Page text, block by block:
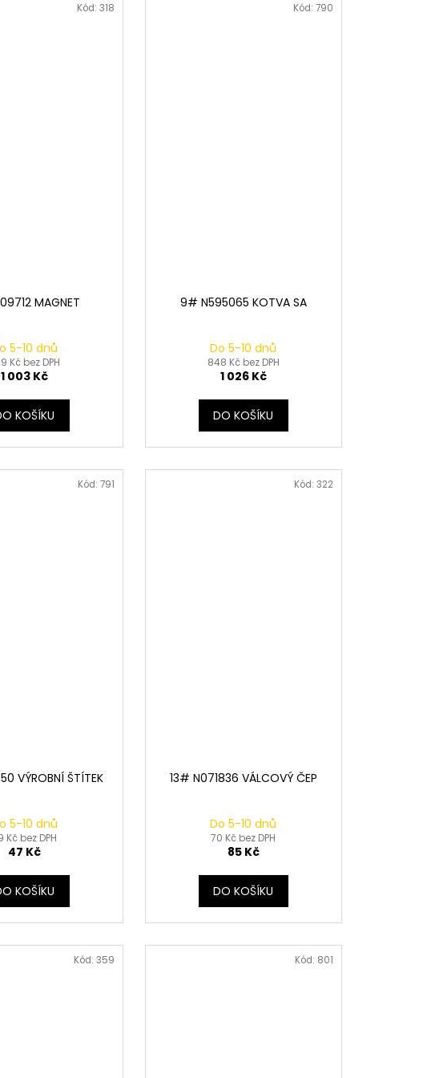
MAGNET
5-10 dnů
Kč bez DPH
1 003 Kč
KOŠÍKU
Kód: 318
9# N595065 KOTVA SA
Do 5-10 dnů
848 Kč bez DPH
1 026 Kč
DO KOŠÍKU
Kód: 790
VÝROBNÍ ŠTÍTEK
5-10 dnů
Kč bez DPH
47 Kč
KOŠÍKU
Kód: 791
13# N071836 VÁLCOVÝ ČEP
Do 5-10 dnů
70 Kč bez DPH
85 Kč
DO KOŠÍKU
Kód: 322
Kód: 359 Kód: 801